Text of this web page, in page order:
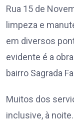
Rua 15 de
limpeza e
em diversos
evidente é a
bairro Sagrada
Muitos dos
inclusive, à